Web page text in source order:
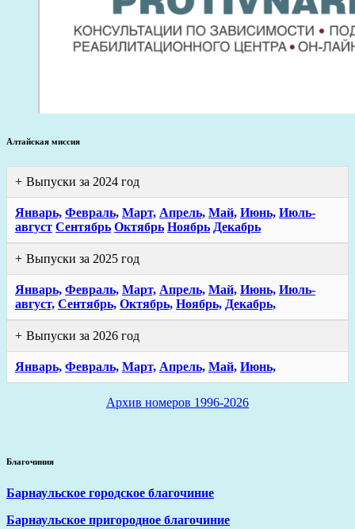
Алтайская миссия
Выпуски за 2024 год
Январь, Февраль, Март, Апрель, Май, Июнь, Июль-
август Сентябрь Октябрь Ноябрь Декабрь
Выпуски за 2025 год
Январь, Февраль, Март, Апрель, Май, Июнь, Июль-
август, Сентябрь, Октябрь, Ноябрь, Декабрь,
Выпуски за 2026 год
Январь, Февраль, Март, Апрель, Май, Июнь,
Архив номеров 1996-2026
Благочиния
Барнаульское городское благочиние
Барнаульское пригородное благочиние